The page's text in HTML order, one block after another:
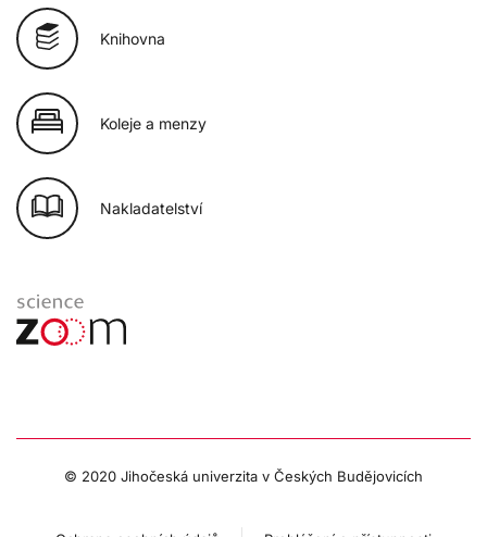
Knihovna
Koleje a menzy
Nakladatelství
© 2020 Jihočeská univerzita v Českých Budějovicích